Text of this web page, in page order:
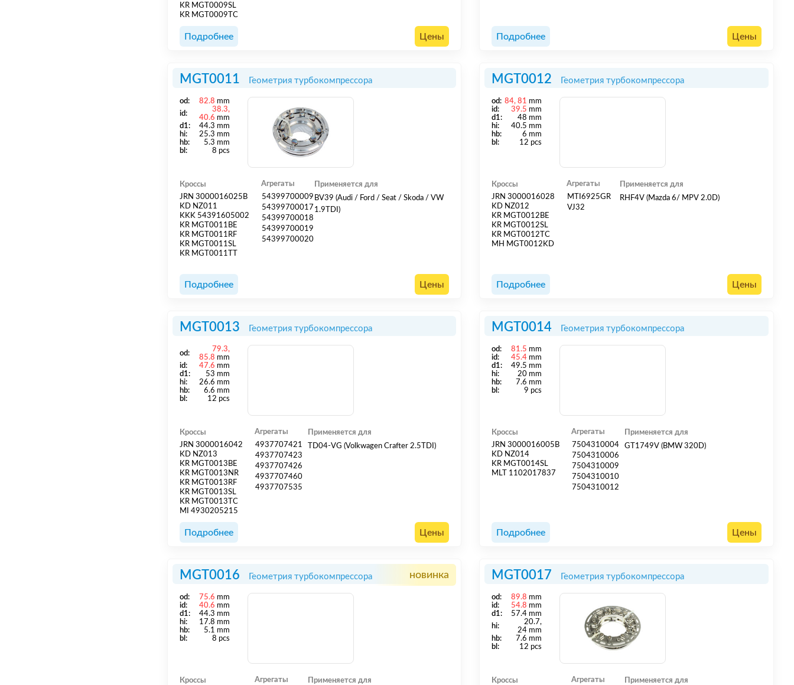
KR MGT0009SL
KR MGT0009TC
Подробнее Цены Подробнее Цены
MGT0011 Геометрия турбокомпрессора
od: 82.8 mm
id:
38.3,
40.6 mm
d1:
44.3 mm
hi:
25.3 mm
hb:
5.3 mm
bl:
8 pcs
Кроссы
JRN 3000016025B
KD NZ011
KKK 54391605002
KR MGT0011BE
KR MGT0011RF
KR MGT0011SL
KR MGT0011TT
Агрегаты
54399700009
54399700017
54399700018
54399700019
54399700020
Применяется для
BV39 (Audi / Ford / Seat / Skoda / VW
1.9TDI)
Подробнее Цены
MGT0012 Геометрия турбокомпрессора
od: 84, 81
mm
id:
39.5 mm
d1:
48 mm
hi:
40.5 mm
hb:
6 mm
bl:
12 pcs
Кроссы
JRN 3000016028
KD NZ012
KR MGT0012BE
KR MGT0012SL
KR MGT0012TC
MH MGT0012KD
Агрегаты
MTI6925GR
VJ32
Применяется для
RHF4V (Mazda 6/ MPV 2.0D)
Подробнее Цены
MGT0013 Геометрия турбокомпрессора
od:
79.3,
85.8 mm
id:
47.6 mm
d1:
53 mm
hi:
26.6 mm
hb:
6.6 mm
bl:
12 pcs
Кроссы
JRN 3000016042
KD NZ013
KR MGT0013BE
KR MGT0013NR
KR MGT0013RF
KR MGT0013SL
KR MGT0013TC
MI 4930205215
Агрегаты
4937707421
4937707423
4937707426
4937707460
4937707535
Применяется для
TD04-VG (Volkwagen Crafter 2.5TDI)
Подробнее Цены
MGT0014 Геометрия турбокомпрессора
od: 81.5 mm
id:
45.4 mm
d1:
49.5 mm
hi:
20 mm
hb:
7.6 mm
bl:
9 pcs
Кроссы
JRN 3000016005B
KD NZ014
KR MGT0014SL
MLT 1102017837
Агрегаты
7504310004
7504310006
7504310009
7504310010
7504310012
Применяется для
GT1749V (BMW 320D)
Подробнее Цены
MGT0016 Геометрия турбокомпрессора новинка
od: 75.6 mm
id:
40.6 mm
d1:
44.3 mm
hi:
17.8 mm
hb:
5.1 mm
bl:
8 pcs
Кроссы Агрегаты Применяется для
MGT0017 Геометрия турбокомпрессора
od: 89.8 mm
id:
54.8 mm
d1:
57.4 mm
hi:
20.7,
24 mm
hb:
7.6 mm
bl:
12 pcs
Кроссы Агрегаты Применяется для